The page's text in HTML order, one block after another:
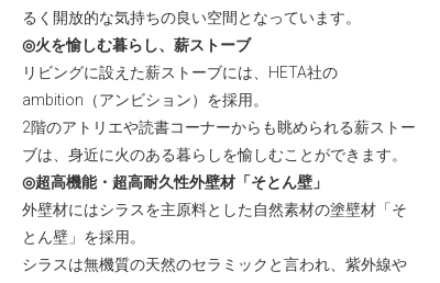
るく開放的な気持ちの良い空間となっています。
◎火を愉しむ暮らし、薪ストーブ
リビングに設えた薪ストーブには、HETA社の
ambition（アンビション）を採用。
2階のアトリエや読書コーナーからも眺められる薪ストー
ブは、身近に火のある暮らしを愉しむことができます。
◎超高機能・超高耐久性外壁材「そとん壁」
外壁材にはシラスを主原料とした自然素材の塗壁材「そ
とん壁」を採用。
シラスは無機質の天然のセラミックと言われ、紫外線や